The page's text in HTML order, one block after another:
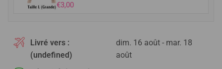
€3,00
Livré vers :
(undefined)
dim. 16 août - mar. 18
août